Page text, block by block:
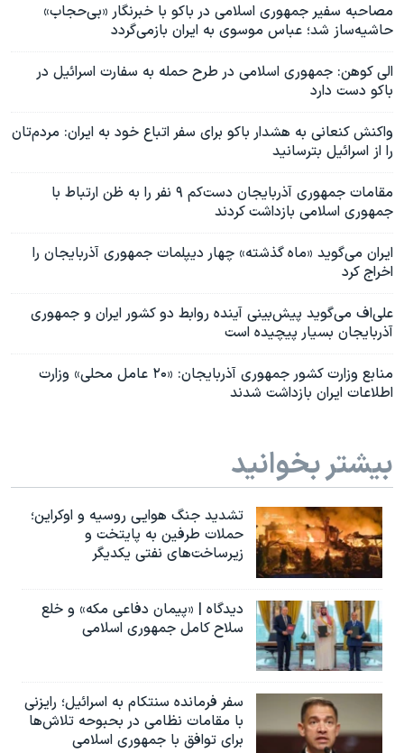
مصاحبه سفیر جمهوری اسلامی در باکو با خبرنگار «بی‌حجاب»
حاشیه‌ساز شد؛ عباس موسوی به ایران بازمی‌گردد
الی کوهن: جمهوری اسلامی در طرح حمله به سفارت اسرائیل در
باکو دست دارد
واکنش کنعانی به هشدار باکو برای سفر اتباع خود به ایران: مردم‌تان
را از اسرائیل بترسانید
مقامات جمهوری آذربایجان دست‌کم ۹ نفر را به ظن ارتباط با
جمهوری اسلامی بازداشت کردند
ایران می‌گوید «ماه گذشته» چهار دیپلمات جمهوری آذربایجان را
اخراج کرد
علی‌اف می‌گوید‌ پیش‌بینی آینده روابط دو کشور ایران و جمهوری
آذربایجان بسیار پیچیده است
منابع وزارت کشور جمهوری آذربایجان: «۲۰ عامل محلی» وزارت
اطلاعات ایران بازداشت شدند
بیشتر بخوانید
تشدید جنگ هوایی روسیه و اوکراین؛
حملات طرفین به پایتخت‌ و
زیرساخت‌های نفتی یکدیگر
دیدگاه | «پیمان دفاعی مکه» و خلع
سلاح کامل جمهوری اسلامی
سفر فرمانده سنتکام به اسرائیل؛ رایزنی
با مقامات نظامی در بحبوحه تلاش‌ها
برای توافق با جمهوری اسلامی